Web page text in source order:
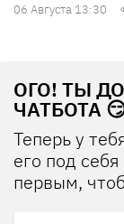
06 Августа 13:30
ОГО! ТЫ
ЧАТБОТА
Теперь у
его под
первым,